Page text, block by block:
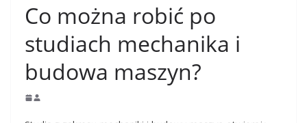
Co można robić po
studiach mechanika i
budowa maszyn?